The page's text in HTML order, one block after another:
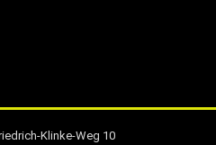
Klinke-Weg 10